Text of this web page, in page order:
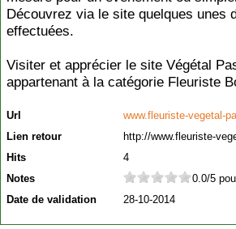
Découvrez via le site quelques unes
effectuées.
Visiter et apprécier le site Végétal
appartenant à la catégorie Fleuriste
Url
www.fleuriste-vegetal-
Lien retour
http://www.fleuriste-
Hits
4
Notes
0.0/5
Date de validation
28-10-2014